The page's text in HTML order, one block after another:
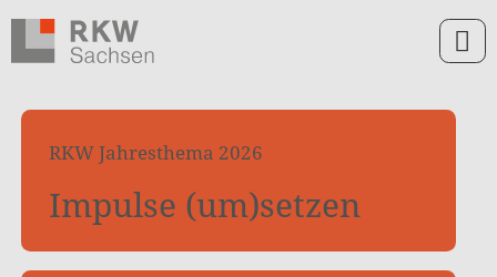
Zum Inhalt springen
Zur Navigation springen
Zum Fußbereich und Kontakt springen
RKW Jahresthema 2026
Impulse (um)setzen